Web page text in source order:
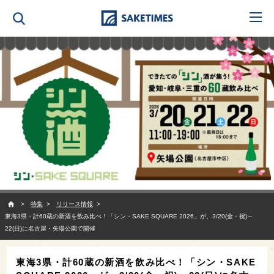
特集
リリース情報
東海3県・計60蔵の新酒を飲み比べ！「シン・SAKE SQUARE 2026」が、3/20(金・祝)～
22(日)に名古屋・矢場公園で開催
東海3県・計60蔵の新酒を飲み比べ！「シン・SAKE